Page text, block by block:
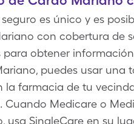
es único y es
con cobertura de
obtener
puedes usar
farmacia de tu
Cuando Medicare o
usa SingleCare en su